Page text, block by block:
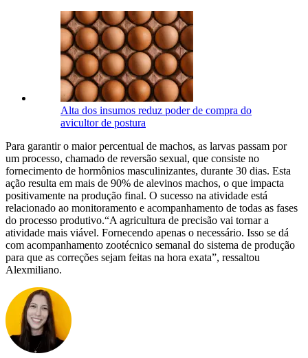
Alta dos insumos reduz poder de compra do
avicultor de postura
Para garantir o maior percentual de machos, as larvas passam por
um processo, chamado de reversão sexual, que consiste no
fornecimento de hormônios masculinizantes, durante 30 dias. Esta
ação resulta em mais de 90% de alevinos machos, o que impacta
positivamente na produção final. O sucesso na atividade está
relacionado ao monitoramento e acompanhamento de todas as fases
do processo produtivo.“A agricultura de precisão vai tornar a
atividade mais viável. Fornecendo apenas o necessário. Isso se dá
com acompanhamento zootécnico semanal do sistema de produção
para que as correções sejam feitas na hora exata”, ressaltou
Alexmiliano.